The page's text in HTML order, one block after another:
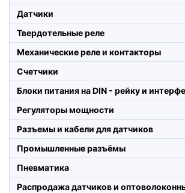
Датчики
Твердотельные реле
Механические реле и контакторы
Счетчики
Блоки питания на DIN - рейку и
Регуляторы мощности
Разъемы и кабели для датчиков
Промышленные разъёмы
Пневматика
Распродажа датчиков и